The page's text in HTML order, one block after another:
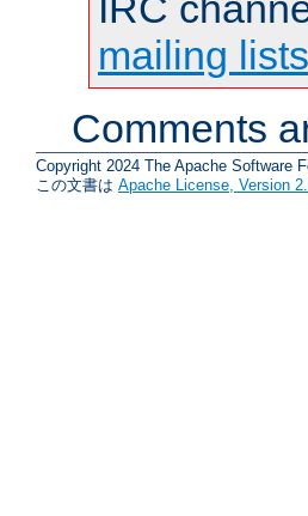
mailing lists
Comments
Copyright 2024 The Apache Software
この文書は Apache License, Version